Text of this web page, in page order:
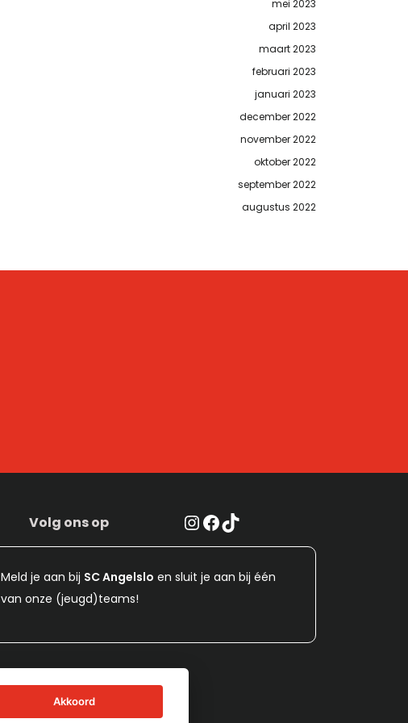
mei 2023
april 2023
maart 2023
februari 2023
januari 2023
december 2022
november 2022
oktober 2022
september 2022
augustus 2022
Volg ons op Instagram
Facebook
TikTok
Meld je aan bij SC Angelslo en sluit je aan bij één
van onze (jeugd)teams!
Akkoord